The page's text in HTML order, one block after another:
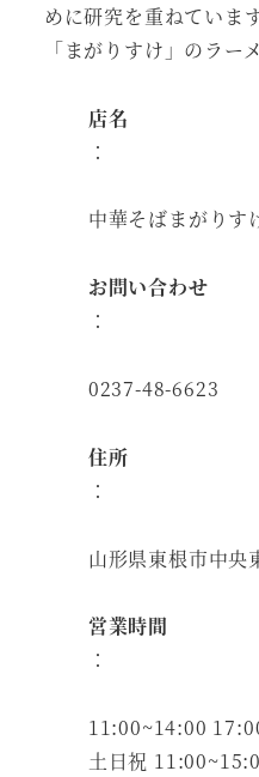
めに研究を重ねていま
「まがりすけ」のラー
店名
：
中華そばまがりす
お問い合わせ
：
0237-48-6623
住所
：
山形県東根市中央
営業時間
：
11:00~14:00
土日祝